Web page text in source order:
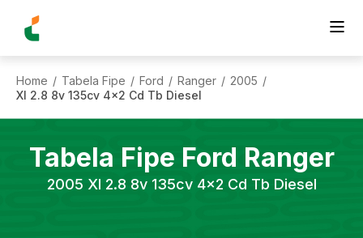
Home / Tabela Fipe / Ford / Ranger / 2005 /
Xl 2.8 8v 135cv 4x2 Cd Tb Diesel
Tabela Fipe Ford Ranger
2005 Xl 2.8 8v 135cv 4x2 Cd Tb Diesel